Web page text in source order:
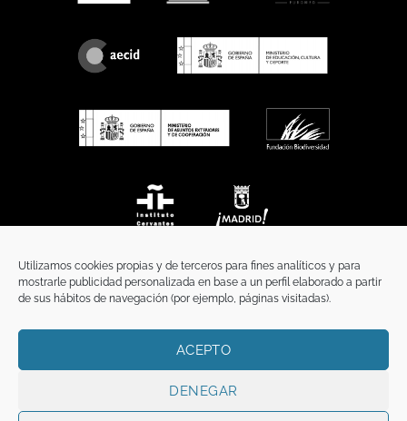
Utilizamos cookies propias y de terceros para fines analíticos y para
mostrarle publicidad personalizada en base a un perfil elaborado a partir
de sus hábitos de navegación (por ejemplo, páginas visitadas).
ACEPTO
DENEGAR
TÉRMINOS Y CONDICIONES
Copyright 2026 ©FunciFUNCI es titular de los derechos de propiedad